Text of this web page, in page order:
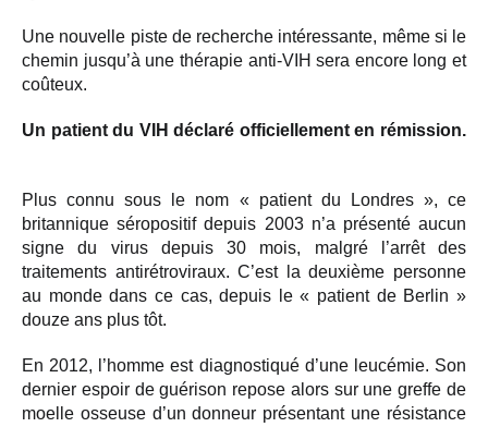
Une nouvelle piste de recherche intéressante, même si le
chemin jusqu’à une thérapie anti-VIH sera encore long et
coûteux.
Un patient du VIH déclaré officiellement en rémission.
Plus connu sous le nom « patient du Londres », ce
britannique séropositif depuis 2003 n’a présenté aucun
signe du virus depuis 30 mois, malgré l’arrêt des
traitements antirétroviraux. C’est la deuxième personne
au monde dans ce cas, depuis le « patient de Berlin »
douze ans plus tôt.
En 2012, l’homme est diagnostiqué d’une leucémie. Son
dernier espoir de guérison repose alors sur une greffe de
moelle osseuse d’un donneur présentant une résistance